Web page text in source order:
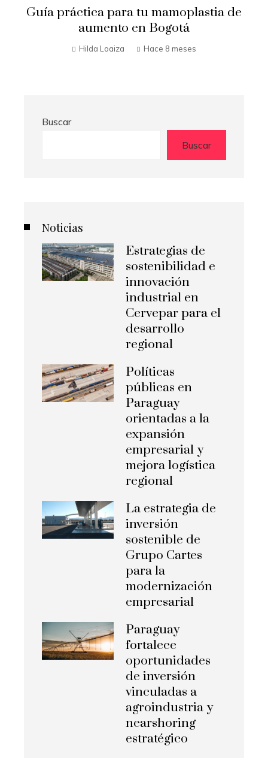
Guía práctica para tu mamoplastia de
aumento en Bogotá
Hilda Loaiza Hace 8 meses
Buscar
Buscar
Noticias
Estrategias de
sostenibilidad e
innovación
industrial en
Cervepar para el
desarrollo
regional
Políticas
públicas en
Paraguay
orientadas a la
expansión
empresarial y
mejora logística
regional
La estrategia de
inversión
sostenible de
Grupo Cartes
para la
modernización
empresarial
Paraguay
fortalece
oportunidades
de inversión
vinculadas a
agroindustria y
nearshoring
estratégico